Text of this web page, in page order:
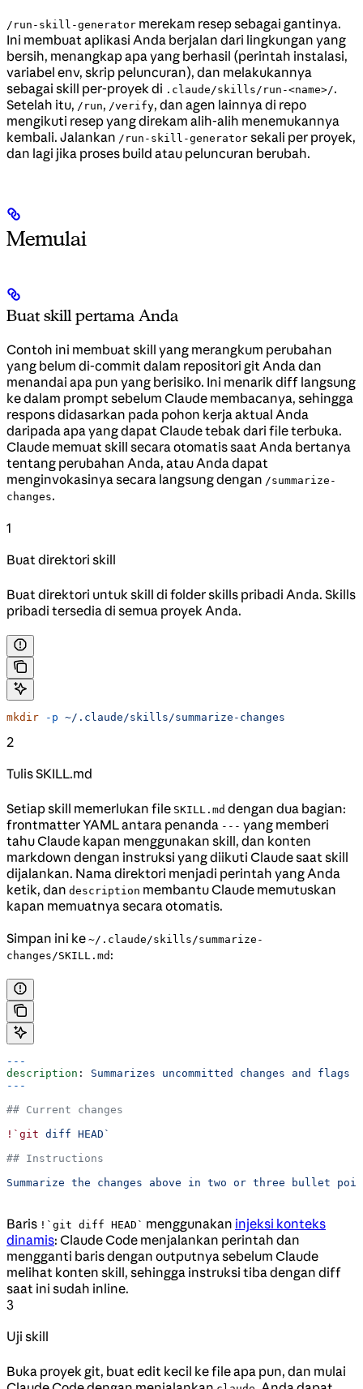
/run-skill-generator merekam resep sebagai gantinya.
Ini membuat aplikasi Anda berjalan dari lingkungan yang
bersih, menangkap apa yang berhasil (perintah instalasi,
variabel env, skrip peluncuran), dan melakukannya
sebagai skill per-proyek di .claude/skills/run-<name>/.
Setelah itu, /run, /verify, dan agen lainnya di repo
mengikuti resep yang direkam alih-alih menemukannya
kembali. Jalankan /run-skill-generator sekali per proyek,
dan lagi jika proses build atau peluncuran berubah.
Memulai
Buat skill pertama Anda
Contoh ini membuat skill yang merangkum perubahan
yang belum di-commit dalam repositori git Anda dan
menandai apa pun yang berisiko. Ini menarik diff langsung
ke dalam prompt sebelum Claude membacanya, sehingga
respons didasarkan pada pohon kerja aktual Anda
daripada apa yang dapat Claude tebak dari file terbuka.
Claude memuat skill secara otomatis saat Anda bertanya
tentang perubahan Anda, atau Anda dapat
menginvokasinya secara langsung dengan /summarize-
changes.
1
Buat direktori skill
Buat direktori untuk skill di folder skills pribadi Anda. Skills
pribadi tersedia di semua proyek Anda.
mkdir -p ~/.claude/skills/summarize-changes
2
Tulis SKILL.md
Setiap skill memerlukan file SKILL.md dengan dua bagian:
frontmatter YAML antara penanda --- yang memberi
tahu Claude kapan menggunakan skill, dan konten
markdown dengan instruksi yang diikuti Claude saat skill
dijalankan. Nama direktori menjadi perintah yang Anda
ketik, dan description membantu Claude memutuskan
kapan memuatnya secara otomatis.
Simpan ini ke ~/.claude/skills/summarize-
changes/SKILL.md :
---
description : Summarizes uncommitted changes and
---
## Current changes
!`git diff HEAD`
## Instructions
Summarize the changes above in two or three bullet
Baris !`git diff HEAD` menggunakan injeksi konteks
dinamis: Claude Code menjalankan perintah dan
mengganti baris dengan outputnya sebelum Claude
melihat konten skill, sehingga instruksi tiba dengan diff
saat ini sudah inline.
3
Uji skill
Buka proyek git, buat edit kecil ke file apa pun, dan mulai